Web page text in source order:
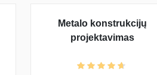
Metalo konstrukcijų
projektavimas